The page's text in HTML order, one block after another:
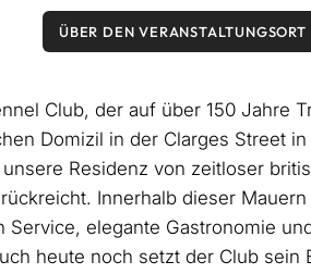
ÜBER DEN VERANSTALTUNGSORT
Club, der auf über 150 Jahre
Domizil in der Clarges Street
unsere Residenz von zeitloser
Innerhalb dieser
Service, elegante Gastronomie
heute noch setzt der Club